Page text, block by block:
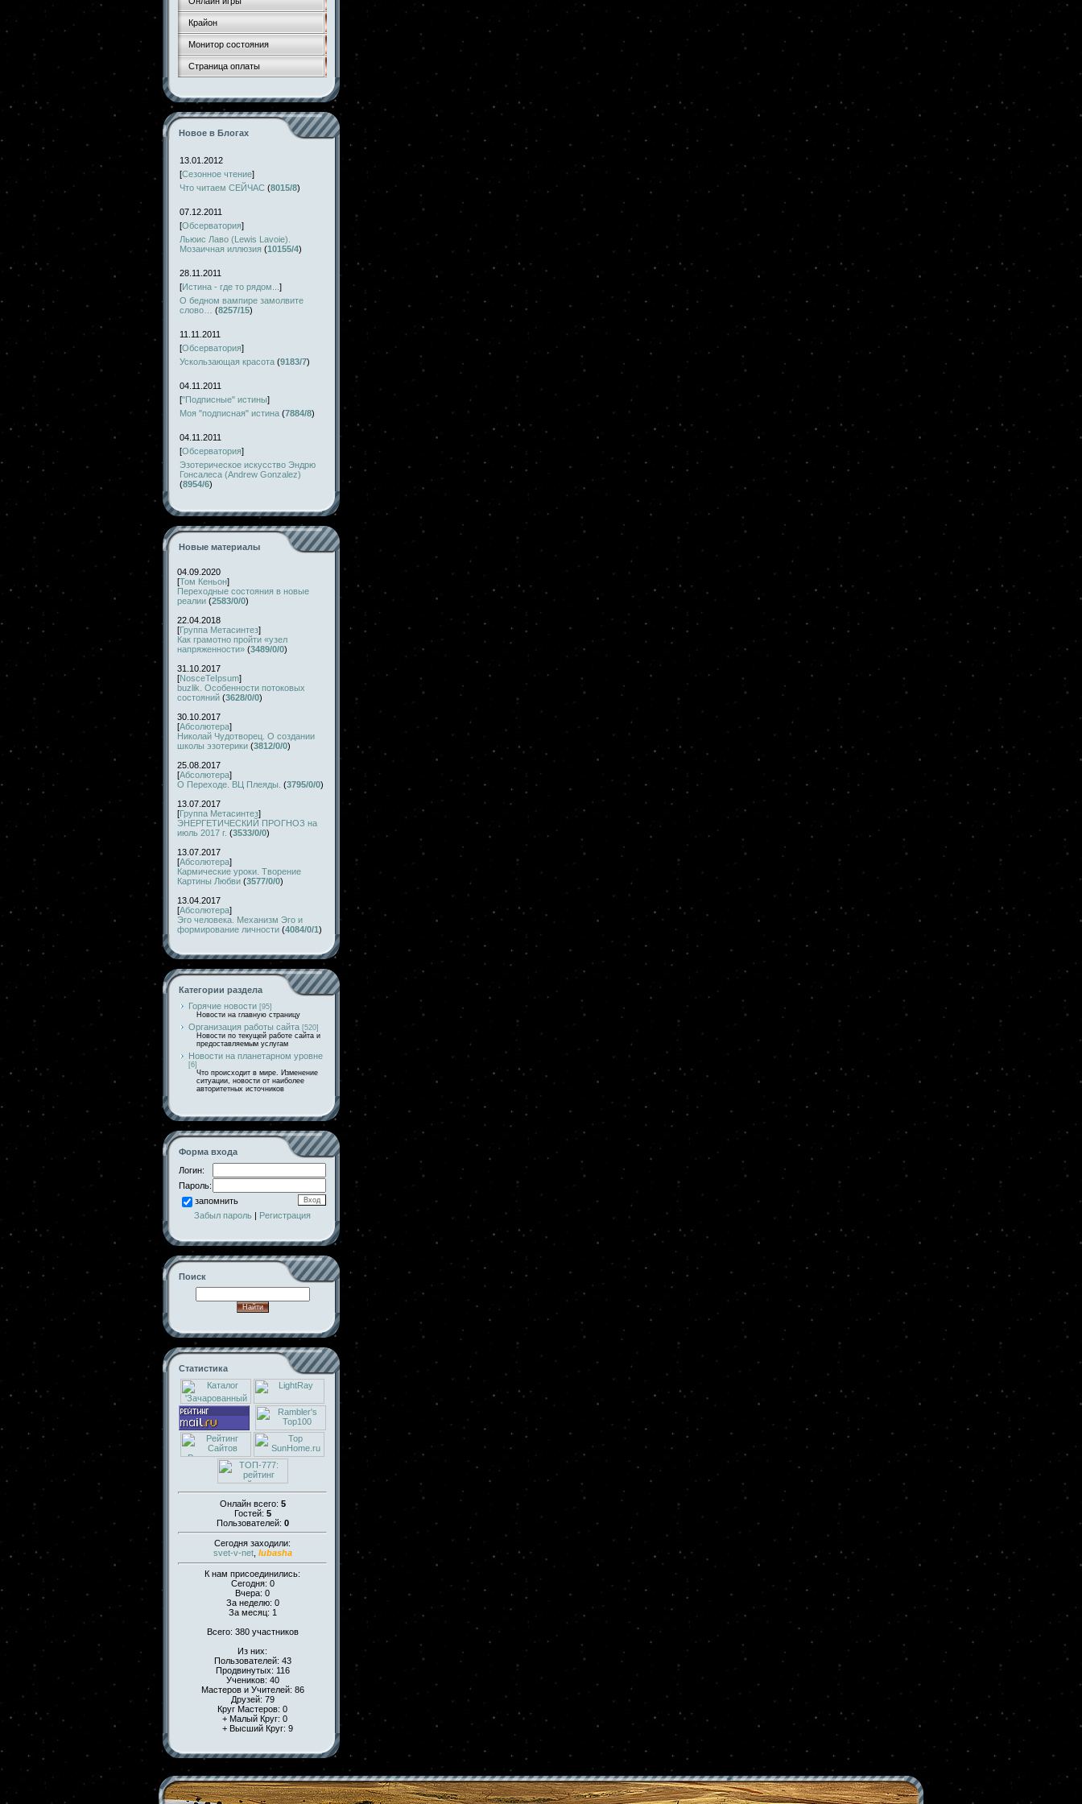
Крайон
Монитор состояния
Страница оплаты
Новое в Блогах
13.01.2012
[Сезонное чтение]
Что читаем СЕЙЧАС (8015/8)
07.12.2011
[Обсерватория]
Льюис Лаво (Lewis Lavoie).
Мозаичная иллюзия (10155/4)
28.11.2011
[Истина - где то рядом... ]
О бедном вампире замолвите
слово…
(8257/15)
11.11.2011
[Обсерватория]
Ускользающая красота (9183/7)
04.11.2011
["Подписные" истины]
Моя "подписная" истина (7884/8)
04.11.2011
[Обсерватория]
Эзотерическое искусство Эндрю
Гонсалеса (Andrew Gonzalez)
(8954/6)
Новые материалы
04.09.2020
[Том Кеньон]
Переходные состояния в новые
реалии (2583/0/0)
22.04.2018
[Группа Метасинтез]
Как грамотно пройти «узел
напряженности» (3489/0/0)
31.10.2017
[NosceTeIpsum]
buzlik. Особенности потоковых
состояний (3628/0/0)
30.10.2017
[Абсолютера]
Николай Чудотворец. О создании
школы эзотерики (3812/0/0)
25.08.2017
[Абсолютера]
О Переходе. ВЦ Плеяды. (3795/0/0)
13.07.2017
[Группа Метасинтез]
ЭНЕРГЕТИЧЕСКИЙ ПРОГНОЗ на
июль 2017 г. (3533/0/0)
13.07.2017
[Абсолютера]
Кармические уроки. Творение
Картины Любви (3577/0/0)
13.04.2017
[Абсолютера]
Эго человека. Механизм Эго и
формирование личности (4084/0/1)
Категории раздела
Горячие новости [95]
Новости на главную страницу
Организация работы сайта [520]
Новости по текущей работе сайта и
предоставляемым услугам
Новости на планетарном уровне
[6]
Что происходит в мире. Изменение
ситуации, новости от наиболее
авторитетных источников
Форма входа
Логин:
Пароль:
запомнить
Забыл пароль | Регистрация
Поиск
Статистика
Онлайн всего: 5
Гостей: 5
Пользователей: 0
Сегодня заходили:
svet-v-net, lubasha
К нам присоединились:
Сегодня: 0
Вчера: 0
За неделю: 0
За месяц: 1
Всего: 380 участников
Из них:
Пользователей: 43
Продвинутых: 116
Учеников: 40
Мастеров и Учителей: 86
Друзей: 79
Круг Мастеров: 0
+ Малый Круг: 0
+ Высший Круг: 9